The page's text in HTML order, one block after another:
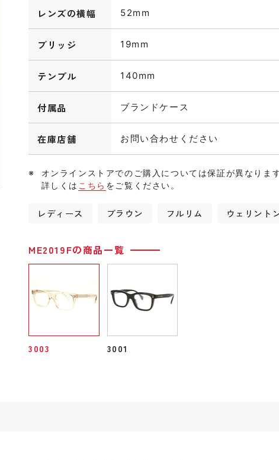
レンズの横幅 52mm
ブリッジ 19mm
テンプル 140mm
付属品 ブランドケース
在庫店舗 お問い合わせください
オンラインストアでのご購入については保証が異なりま
詳しくは こちら をご覧ください。
レディース ブラウン フルリム ウェリント
ME2019Fの商品一覧
3003 3001